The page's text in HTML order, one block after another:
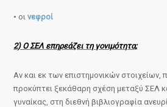
• οινεφροί
2) Ο ΣΕΛ επηρεάζει τη γονιμότητα;
Αν και εκ των επιστημονικών στοιχείων,
προκύπτει ξεκάθαρη σχέση μεταξύ ΣΕΛ
γυναίκας, στη διεθνή βιβλιογραφία